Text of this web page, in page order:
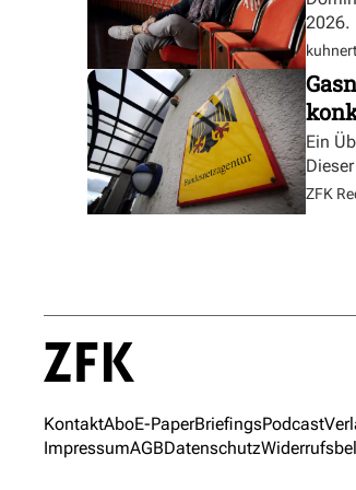
2026.
Ein
ZFK
KontaktAboE-PaperBriefingsPodcast
ImpressumAGBDatenschutz